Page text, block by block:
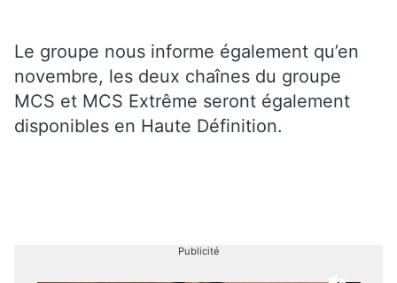
Le groupe nous informe également qu’en
novembre, les deux chaînes du groupe
MCS et MCS Extrême seront également
disponibles en Haute Définition.
Publicité